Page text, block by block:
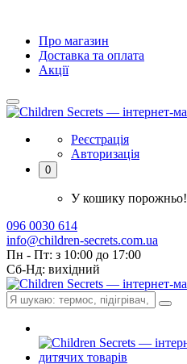
Про магазин
Доставка та оплата
Акції
Реєстрація
Авторизація
0
У кошику порожньо!
096 0030 614
info@children-secrets.com.ua
Пн - Пт: з 10:00 до 17:00
Сб-Нд: вихідний